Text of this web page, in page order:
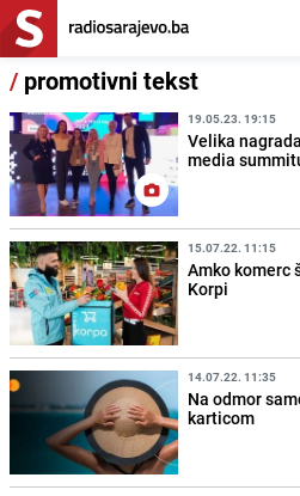
/ promotivni tekst
19.05.23. 19:15
Velika
media
15.07.22. 11:15
Amko komerc
Korpi
14.07.22. 11:35
Na odmor
karticom